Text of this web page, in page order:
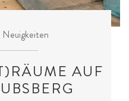
Neuigkeiten
AUF